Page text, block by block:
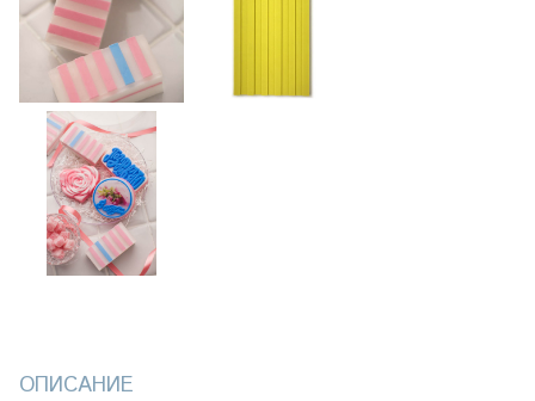
ОПИСАНИЕ